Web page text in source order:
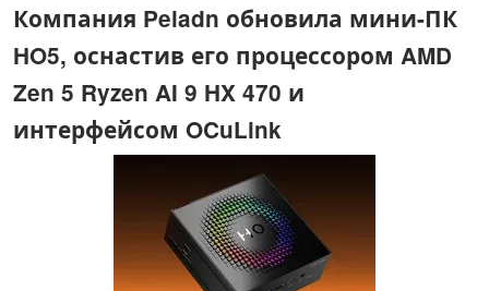
Компания Peladn обновила мини-ПК
HO5, оснастив его процессором AMD
Zen 5 Ryzen AI 9 HX 470 и
интерфейсом OCuLink